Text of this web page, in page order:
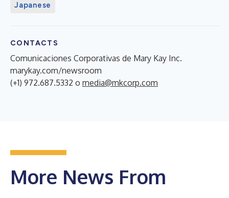
Japanese
CONTACTS
Comunicaciones Corporativas de Mary Kay Inc.
marykay.com/newsroom
(+1) 972.687.5332 o media@mkcorp.com
More News From